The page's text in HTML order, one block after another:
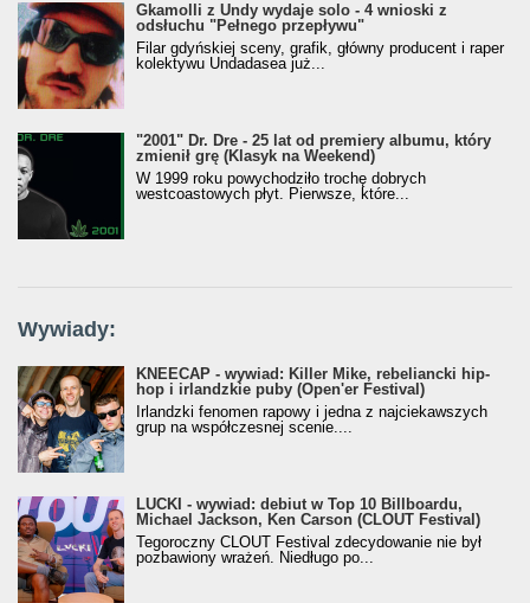
Gkamolli z Undy wydaje solo - 4 wnioski z
odsłuchu "Pełnego przepływu"
Filar gdyńskiej sceny, grafik, główny producent i raper
kolektywu Undadasea już...
"2001" Dr. Dre - 25 lat od premiery albumu, który
zmienił grę (Klasyk na Weekend)
W 1999 roku powychodziło trochę dobrych
westcoastowych płyt. Pierwsze, które...
Wywiady:
KNEECAP - wywiad: Killer Mike, rebeliancki hip-
hop i irlandzkie puby (Open'er Festival)
Irlandzki fenomen rapowy i jedna z najciekawszych
grup na współczesnej scenie....
LUCKI - wywiad: debiut w Top 10 Billboardu,
Michael Jackson, Ken Carson (CLOUT Festival)
Tegoroczny CLOUT Festival zdecydowanie nie był
pozbawiony wrażeń. Niedługo po...